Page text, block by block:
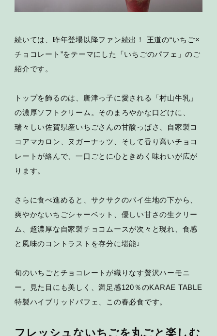
続いては、昨年登場以降ファン続出！ 王道の“いちご×
チョコレート”をテーマにした「いちごのパフェ」のご
紹介です。
トップを飾るのは、唐津っ子に愛される「村山牛乳」
の濃厚ソフトクリーム。そのまろやかな口どけに、
瑞々しい佐賀県産いちごさんの甘酸っぱさ、自家製コ
コアマカロン、ヌガーナッツ、そして香り高いチョコ
レートが絡んで、一口ごとに心ときめく味わいが広が
ります。
さらに食べ進めると、サクサクのパイ生地の下から、
爽やかないちごシャーベット、優しい甘さの生クリー
ム、超濃厚な自家製チョコムースが次々と現れ、食感
と風味のコントラストを存分に堪能♩
旬のいちごとチョコレートが織りなす贅沢ハーモニ
ー。見た目にも美しく、満足感120％のKARAE TABLE
特製ハイブリッドパフェ、この春必食です。
フレッシュないちごを丸ごと楽しむ